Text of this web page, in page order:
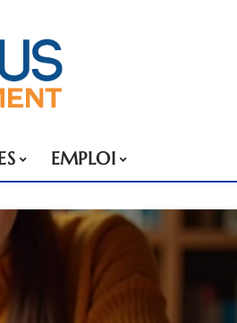
EMPLOI